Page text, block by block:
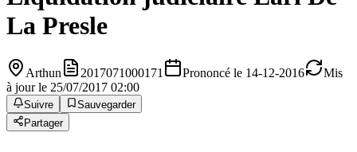
La Presle
Arthun 2017071000171 Prononcé le 14-12-2016
Mis
à jour le 25/07/2017 02:00
Suivre
Sauvegarder
Partager